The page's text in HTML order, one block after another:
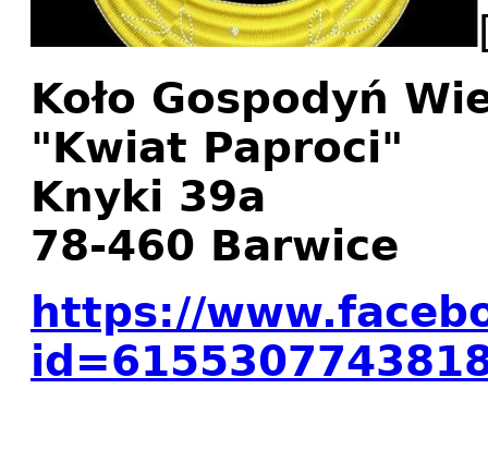
Koło Gospodyń
"Kwiat Paproci"
Knyki 39a
78-460 Barwice
https://